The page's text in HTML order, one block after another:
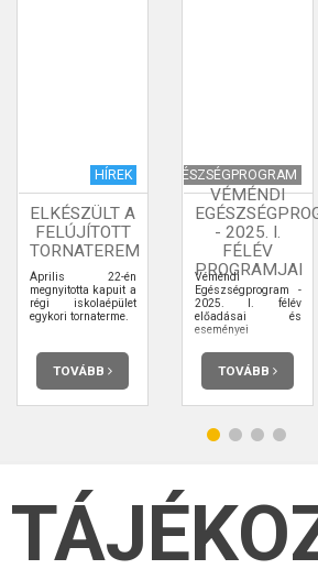
HÍREK
ELKÉSZÜLT A
FELÚJÍTOTT
TORNATEREM
Április 22-én
megnyitotta kapuit a
régi iskolaépület
egykori tornaterme.
TOVÁBB
EGÉSZSÉGPROGRAM
VÉMÉNDI
- 2025. I.
FÉLÉV
PROGRAMJAI
Véméndi
Egészségprogram -
2025. I. félév
előadásai és
eseményei
TOVÁBB